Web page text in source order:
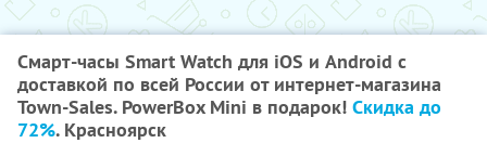
Смарт-часы Smart Watch для iOS и Android с
доставкой по всей России от интернет-магазина
Town-Sales. PowerBox Mini в подарок! Скидка до
72%. Красноярск